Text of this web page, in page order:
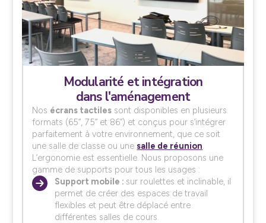
Modularité et intégration
dans l'aménagement
Nos écrans tactiles sont disponibles en plusieurs
formats (65’’, 75’’ et 86’’) et conçus pour s’intégrer
parfaitement à votre environnement, que ce soit
une salle de classe ou unesalle de réunion.
L’ergonomie est essentielle. Nous proposons une
gamme de supports pour tous les usages :
Support mobile : sur roulettes et inclinable, il
permet de créer des espaces de travail
flexibles et peut être déplacé entre
différentes salles de cours.